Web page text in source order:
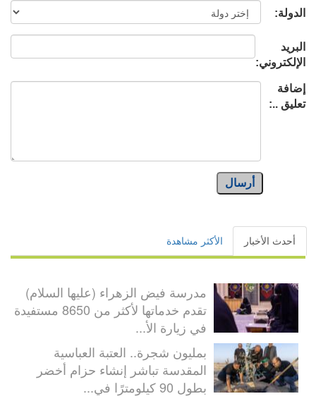
الدولة:
البريد
الإلكتروني:
إضافة
تعليق ..:
أرسال
أحدث الأخبار الأكثر مشاهدة
مدرسة فيض الزهراء (عليها السلام)
تقدم خدماتها لأكثر من 8650 مستفيدة
في زيارة الأ...
بمليون شجرة.. العتبة العباسية
المقدسة تباشر إنشاء حزام أخضر
بطول 90 كيلومترًا في...